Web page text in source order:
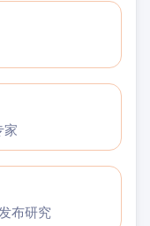
家
布研究